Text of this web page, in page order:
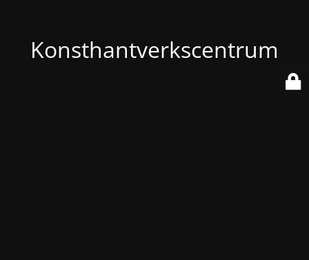
Konsthantverkscentrum